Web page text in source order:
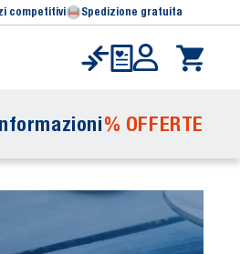
competitivi Spedizione gratuita
% OFFERTE